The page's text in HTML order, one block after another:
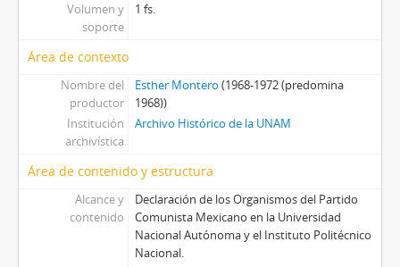
Volumen y
soporte
1 fs.
Área de contexto
Nombre del
productor
Esther Montero (1968-1972 (predomina
1968))
Institución
archivística
Archivo Histórico de la UNAM
Área de contenido y estructura
Alcance y
contenido
Declaración de los Organismos del Partido
Comunista Mexicano en la Universidad
Nacional Autónoma y el Instituto Politécnico
Nacional.